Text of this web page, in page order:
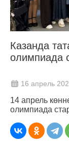
Казанда
олимпиада
16 апрель
14 апрель
олимпиада